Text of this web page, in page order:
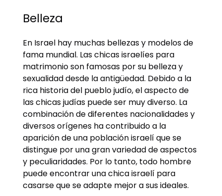
Belleza
En Israel hay muchas bellezas y modelos de
fama mundial. Las chicas israelíes para
matrimonio son famosas por su belleza y
sexualidad desde la antigüedad. Debido a la
rica historia del pueblo judío, el aspecto de
las chicas judías puede ser muy diverso. La
combinación de diferentes nacionalidades y
diversos orígenes ha contribuido a la
aparición de una población israelí que se
distingue por una gran variedad de aspectos
y peculiaridades. Por lo tanto, todo hombre
puede encontrar una chica israelí para
casarse que se adapte mejor a sus ideales.